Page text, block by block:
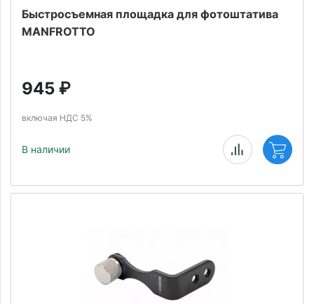
Быстросъемная площадка для фотоштатива
MANFROTTO
945 ₽
включая НДС 5%
В наличии